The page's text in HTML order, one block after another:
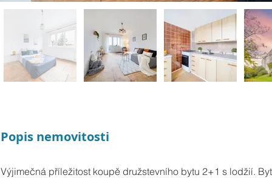
Popis nemovitosti
Výjimečná příležitost koupě družstevního bytu 2+1 s lodžií.